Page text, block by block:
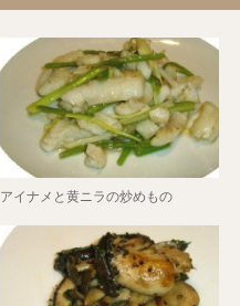
アイナメと黄ニラの炒めもの